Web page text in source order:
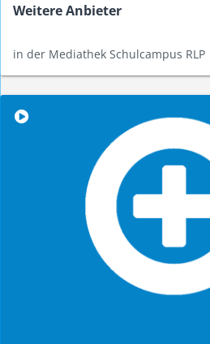
Weitere Anbieter
in der Mediathek Schulcampus RLP